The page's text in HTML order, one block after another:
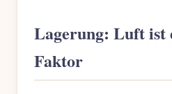
Lagerung: Luft ist
Faktor